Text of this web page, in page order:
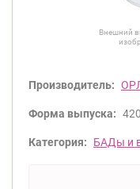
Внешний
Производитель:
Форма выпуска:
Категория: БАДы и